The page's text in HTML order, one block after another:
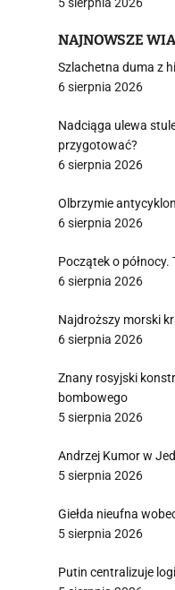
NAJNOWSZE
Szlachetna duma z
6 sierpnia 2026
Nadciąga ulewa
przygotować?
6 sierpnia 2026
Olbrzymie
6 sierpnia 2026
Początek o
6 sierpnia 2026
Najdroższy morski
6 sierpnia 2026
Znany rosyjski
bombowego
5 sierpnia 2026
Andrzej Kumor w
5 sierpnia 2026
Giełda nieufna
5 sierpnia 2026
Putin centralizuje